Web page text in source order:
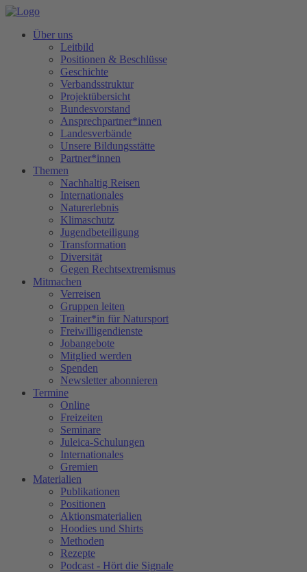
Über uns
Leitbild
Positionen & Beschlüsse
Geschichte
Verbandsstruktur
Projektübersicht
Bundesvorstand
Ansprechpartner*innen
Landesverbände
Unsere Bildungsstätte
Partner*innen
Themen
Nachhaltig Reisen
Internationales
Naturerlebnis
Klimaschutz
Jugendbeteiligung
Transformation
Diversität
Gegen Rechtsextremismus
Mitmachen
Verreisen
Gruppen leiten
Trainer*in für Natursport
Freiwilligendienste
Jobangebote
Mitglied werden
Spenden
Newsletter abonnieren
Termine
Online
Freizeiten
Seminare
Juleica-Schulungen
Internationales
Gremien
Materialien
Publikationen
Positionen
Aktionsmaterialien
Hoodies und Shirts
Methoden
Rezepte
Podcast - Hört die Signale